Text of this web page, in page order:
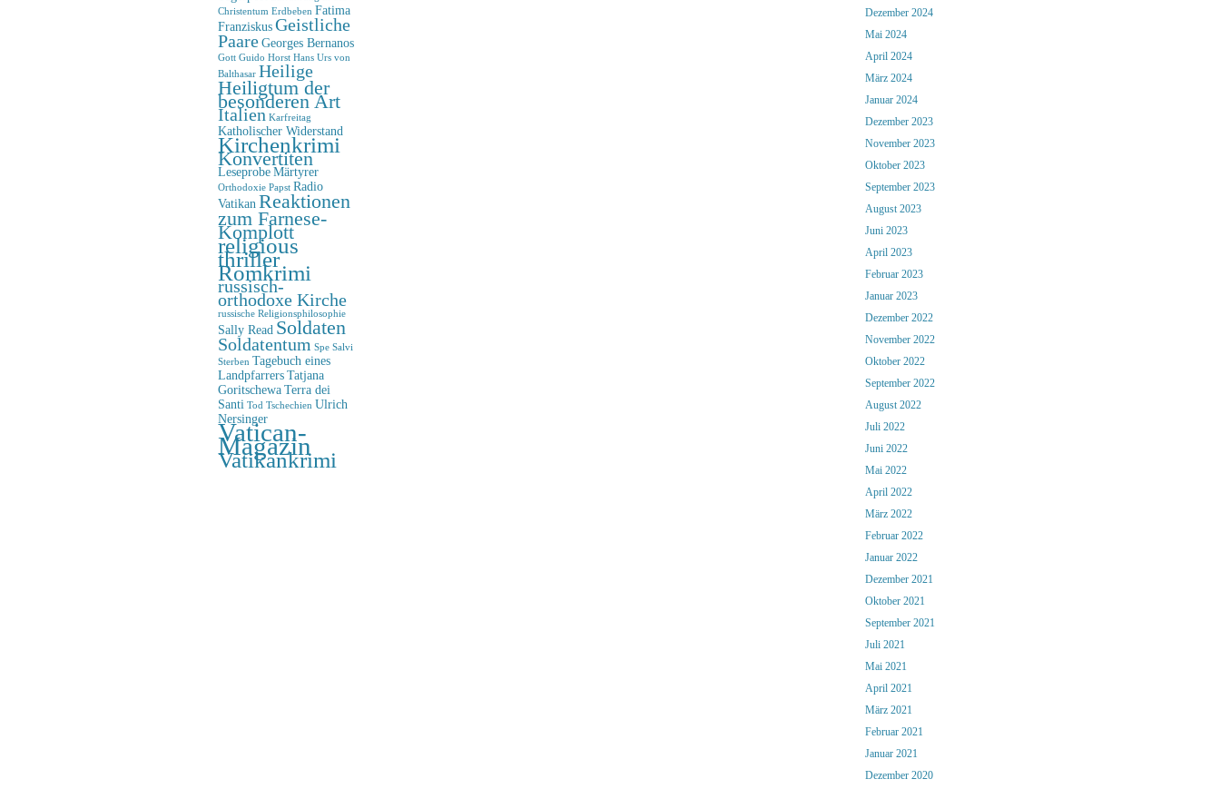
Christentum Erdbeben Fatima
Franziskus Geistliche
Paare Georges Bernanos
Gott Guido Horst Hans Urs von
Balthasar Heilige
Heiligtum der
besonderen Art
Italien Karfreitag
Katholischer Widerstand
Kirchenkrimi
Konvertiten
Leseprobe Märtyrer
Orthodoxie Papst Radio
Vatikan Reaktionen
zum Farnese-
Komplott
religious
thriller
Romkrimi
russisch-
orthodoxe Kirche
russische Religionsphilosophie
Sally Read Soldaten
Soldatentum Spe Salvi
Sterben Tagebuch eines
Landpfarrers Tatjana
Goritschewa Terra dei
Santi Tod Tschechien Ulrich
Nersinger
Vatican-
Magazin
Vatikankrimi
Dezember 2024
Mai 2024
April 2024
März 2024
Januar 2024
Dezember 2023
November 2023
Oktober 2023
September 2023
August 2023
Juni 2023
April 2023
Februar 2023
Januar 2023
Dezember 2022
November 2022
Oktober 2022
September 2022
August 2022
Juli 2022
Juni 2022
Mai 2022
April 2022
März 2022
Februar 2022
Januar 2022
Dezember 2021
Oktober 2021
September 2021
Juli 2021
Mai 2021
April 2021
März 2021
Februar 2021
Januar 2021
Dezember 2020